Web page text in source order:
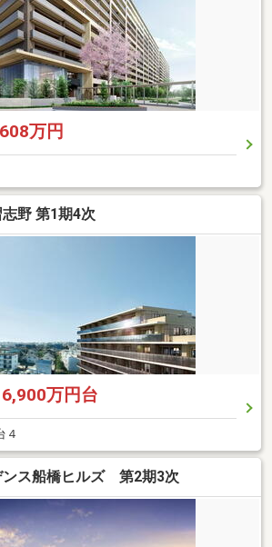
万円
野 第1期4次
万円台
４
ンス船橋ヒルズ 第2期3次